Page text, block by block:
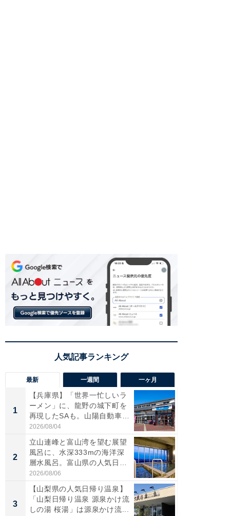
最新 一週間 一ヶ月
1
【兵庫県】「世界一忙しいラ
ーメン」に、龍野の城下町を
再現したSAも。山陽自動車
道...
2026/08/04
2
立山連峰と富山湾を望む展望
風呂に、水深333mの海洋深
層水風呂。富山県の人気日
帰...
2026/08/06
3
【山梨県の人気日帰り温泉】
「山梨日帰り温泉 源泉かけ流
しの湯 桜湯」は源泉かけ流...